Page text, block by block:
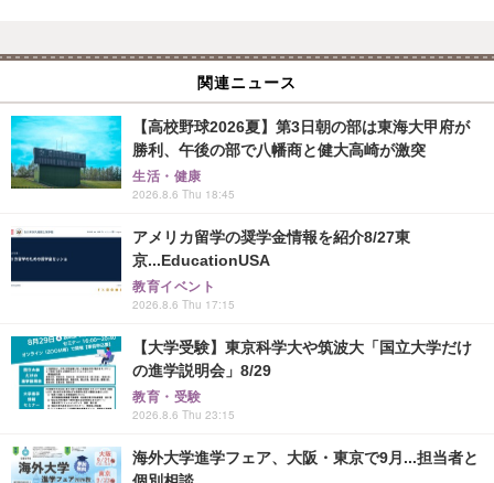
関連ニュース
【高校野球2026夏】第3日朝の部は東海大甲府が
勝利、午後の部で八幡商と健大高崎が激突
生活・健康
2026.8.6 Thu 18:45
アメリカ留学の奨学金情報を紹介8/27東
京...EducationUSA
教育イベント
2026.8.6 Thu 17:15
【大学受験】東京科学大や筑波大「国立大学だけ
の進学説明会」8/29
教育・受験
2026.8.6 Thu 23:15
海外大学進学フェア、大阪・東京で9月...担当者と